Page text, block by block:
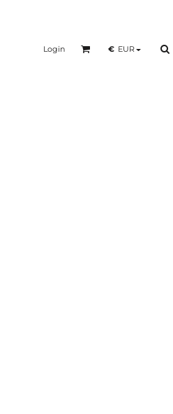
Login € EUR